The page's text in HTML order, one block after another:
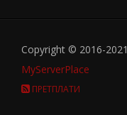
Copyright © 2016-2021
MyServerPlace
ПРЕТПЛАТИ